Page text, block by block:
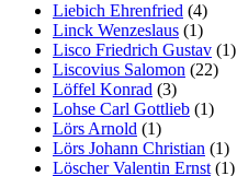
Liebich Ehrenfried (4)
Linck Wenzeslaus (1)
Lisco Friedrich Gustav (1)
Liscovius Salomon (22)
Löffel Konrad (3)
Lohse Carl Gottlieb (1)
Lörs Arnold (1)
Lörs Johann Christian (1)
Löscher Valentin Ernst (1)